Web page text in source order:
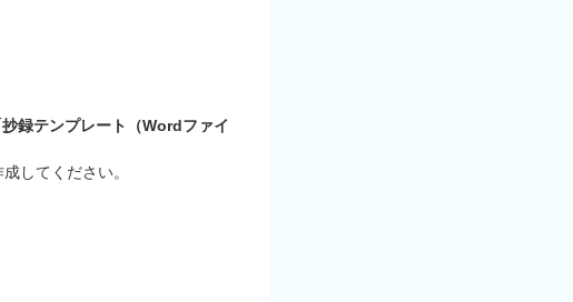
抄録テンプレート（Wordファイ
してください。